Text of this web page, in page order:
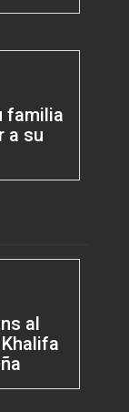
familia
a su
al